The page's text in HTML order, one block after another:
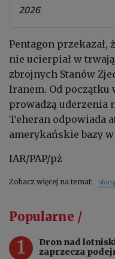
2026
Pentagon przekazał,
nie ucierpiał w
zbrojnych Stanów
Iranem. Od początku
prowadzą uderzenia
Teheran odpowiada
amerykańskie bazy
IAR/PAP/pż
Zobacz więcej na temat:
Popularne /
1
Dron nad
zaprzecza